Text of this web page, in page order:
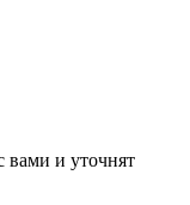
вами и уточнят